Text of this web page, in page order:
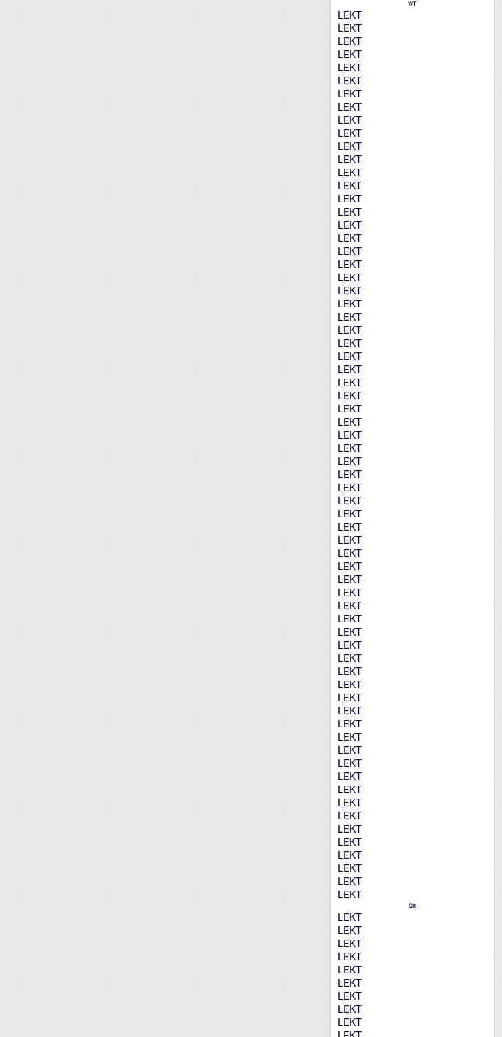
WT
LEKT
LEKT
LEKT
LEKT
LEKT
LEKT
LEKT
LEKT
LEKT
LEKT
LEKT
LEKT
LEKT
LEKT
LEKT
LEKT
LEKT
LEKT
LEKT
LEKT
LEKT
LEKT
LEKT
LEKT
LEKT
LEKT
LEKT
LEKT
LEKT
LEKT
LEKT
LEKT
LEKT
LEKT
LEKT
LEKT
LEKT
LEKT
LEKT
LEKT
LEKT
LEKT
LEKT
LEKT
LEKT
LEKT
LEKT
LEKT
LEKT
LEKT
LEKT
LEKT
LEKT
LEKT
LEKT
LEKT
LEKT
LEKT
LEKT
LEKT
LEKT
LEKT
LEKT
LEKT
LEKT
LEKT
LEKT
LEKT
ŚR
LEKT
LEKT
LEKT
LEKT
LEKT
LEKT
LEKT
LEKT
LEKT